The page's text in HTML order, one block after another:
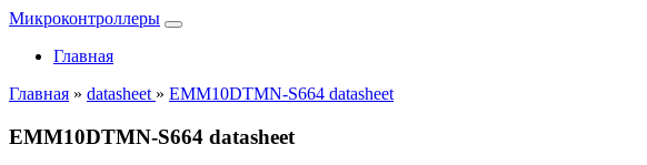
Микроконтроллеры
Главная
Главная » datasheet » EMM10DTMN-S664 datasheet
EMM10DTMN-S664 datasheet